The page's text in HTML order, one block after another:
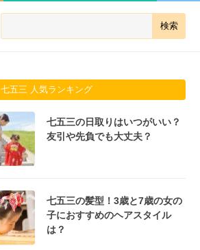
七五三 人気ランキング
七五三の日取りはいつがいい？
友引や先負でも大丈夫？
七五三の髪型！3歳と7歳の女の
子におすすめのヘアスタイル
は？